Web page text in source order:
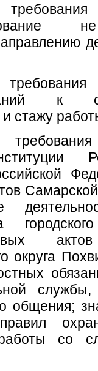
к
стажу
округа
общения;
правил
со